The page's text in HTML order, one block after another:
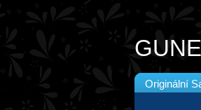
Originální